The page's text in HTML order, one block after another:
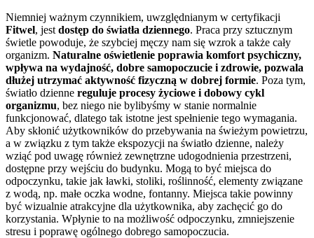
Niemniej ważnym czynnikiem, uwzględnianym w certyfikacji
Fitwel, jest dostęp do światła dziennego. Praca przy sztucznym
świetle powoduje, że szybciej męczy nam się wzrok a także cały
organizm. Naturalne oświetlenie poprawia komfort psychiczny,
wpływa na wydajność, dobre samopoczucie i zdrowie, pozwala
dłużej utrzymać aktywność fizyczną w dobrej formie. Poza tym,
światło dzienne reguluje procesy życiowe i dobowy cykl
organizmu, bez niego nie bylibyśmy w stanie normalnie
funkcjonować, dlatego tak istotne jest spełnienie tego wymagania.
Aby skłonić użytkowników do przebywania na świeżym powietrzu,
a w związku z tym także ekspozycji na światło dzienne, należy
wziąć pod uwagę również zewnętrzne udogodnienia przestrzeni,
dostępne przy wejściu do budynku. Mogą to być miejsca do
odpoczynku, takie jak ławki, stoliki, roślinność, elementy związane
z wodą, np. małe oczka wodne, fontanny. Miejsca takie powinny
być wizualnie atrakcyjne dla użytkownika, aby zachęcić go do
korzystania. Wpłynie to na możliwość odpoczynku, zmniejszenie
stresu i poprawę ogólnego dobrego samopoczucia.